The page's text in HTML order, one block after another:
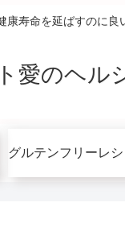
康寿命を延ばすのに
愛のヘル